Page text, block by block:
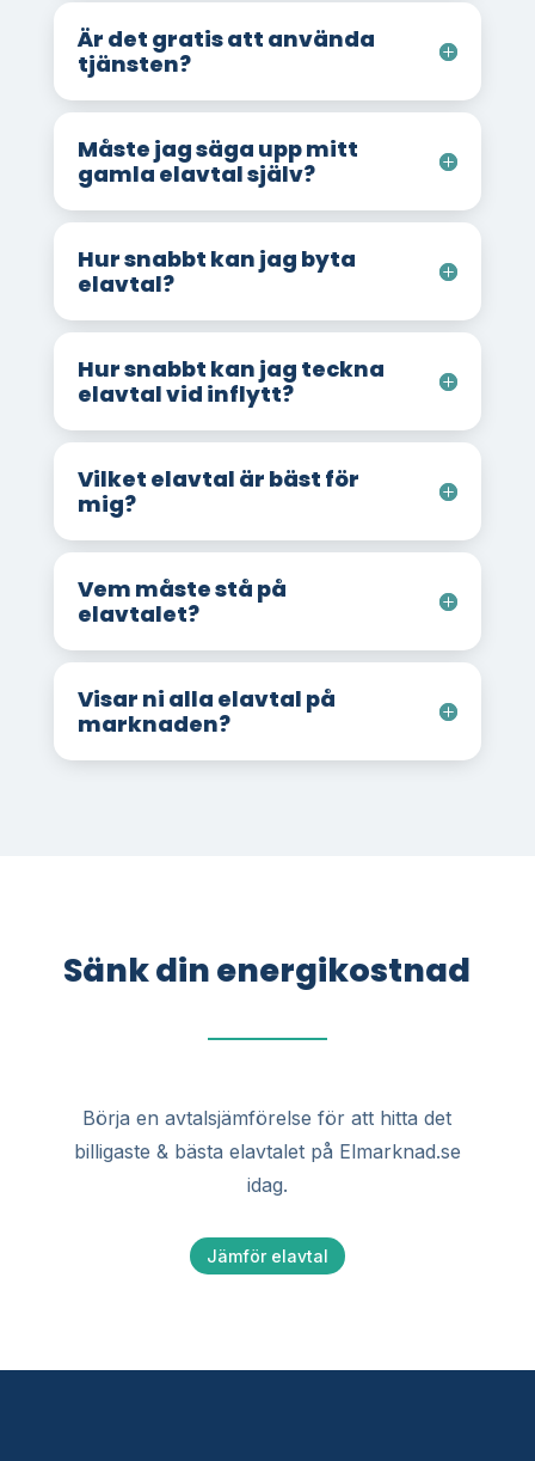
Är det gratis att använda
tjänsten?
Måste jag säga upp mitt
gamla elavtal själv?
Hur snabbt kan jag byta
elavtal?
Hur snabbt kan jag teckna
elavtal vid inflytt?
Vilket elavtal är bäst för
mig?
Vem måste stå på
elavtalet?
Visar ni alla elavtal på
marknaden?
Sänk din energikostnad
Börja en avtalsjämförelse för att hitta det
billigaste & bästa elavtalet på Elmarknad.se
idag.
Jämför elavtal